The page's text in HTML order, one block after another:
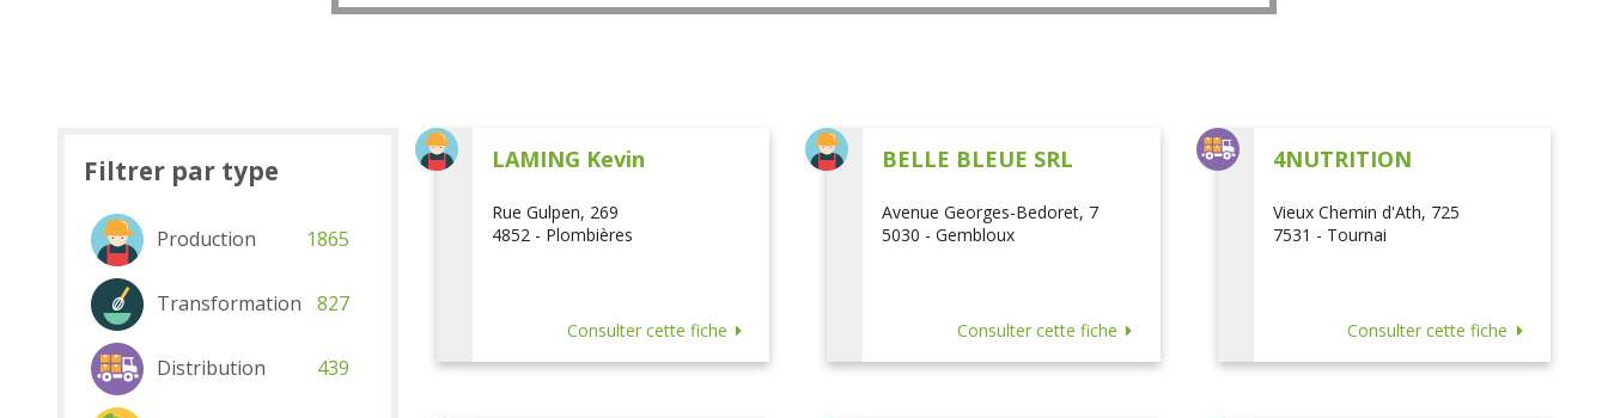
LAMING Kevin
Rue Gulpen, 269
4852 - Plombières
Consulter cette fiche
BELLE BLEUE SRL
Avenue Georges-Bedoret, 7
5030 - Gembloux
Consulter cette fiche
4NUTRITION
Vieux Chemin d'Ath, 725
7531 - Tournai
Consulter cette fiche
Filtrer par type
Production 1865
Transformation 827
Distribution 439